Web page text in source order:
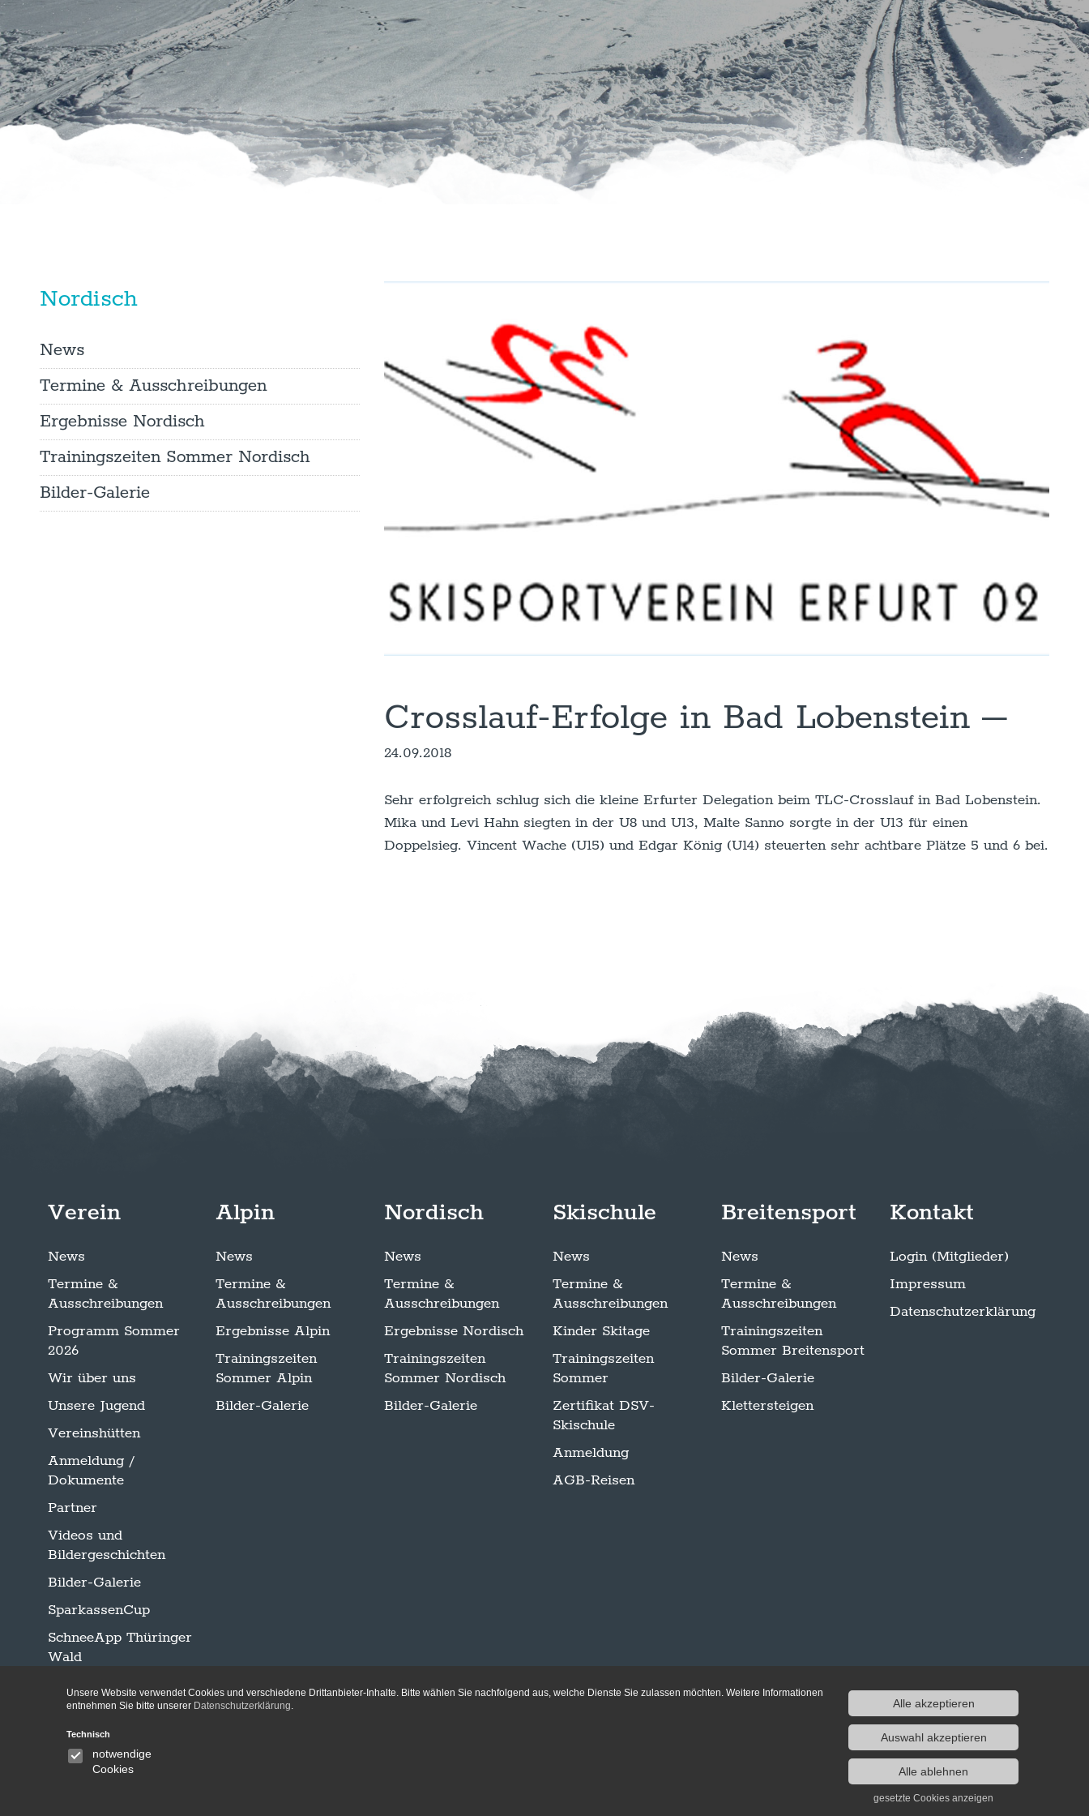
Nordisch
News
Termine & Ausschreibungen
Ergebnisse Nordisch
Trainingszeiten Sommer Nordisch
Bilder-Galerie
Crosslauf-Erfolge in Bad Lobenstein –
24.09.2018
Sehr erfolgreich schlug sich die kleine Erfurter Delegation beim TLC-Crosslauf in Bad Lobenstein.
Mika und Levi Hahn siegten in der U8 und U13, Malte Sanno sorgte in der U13 für einen
Doppelsieg. Vincent Wache (U15) und Edgar König (U14) steuerten sehr achtbare Plätze 5 und 6 bei.
Verein
News
Termine &
Ausschreibungen
Programm Sommer
2026
Wir über uns
Unsere Jugend
Vereinshütten
Anmeldung /
Dokumente
Partner
Videos und
Bildergeschichten
Bilder-Galerie
SparkassenCup
SchneeApp Thüringer
Wald
Alpin
News
Termine &
Ausschreibungen
Ergebnisse Alpin
Trainingszeiten
Sommer Alpin
Bilder-Galerie
Nordisch
News
Termine &
Ausschreibungen
Ergebnisse Nordisch
Trainingszeiten
Sommer Nordisch
Bilder-Galerie
Skischule
News
Termine &
Ausschreibungen
Kinder Skitage
Trainingszeiten
Sommer
Zertifikat DSV-
Skischule
Anmeldung
AGB-Reisen
Breitensport
News
Termine &
Ausschreibungen
Trainingszeiten
Sommer Breitensport
Bilder-Galerie
Klettersteigen
Kontakt
Login (Mitglieder)
Impressum
Datenschutzerklärung
Unsere Website verwendet Cookies und verschiedene Drittanbieter-Inhalte. Bitte wählen Sie nachfolgend aus, welche Dienste Sie zulassen möchten. Weitere Informationen
entnehmen Sie bitte unserer Datenschutzerklärung.
Technisch
notwendige
Cookies
Alle akzeptieren
Auswahl akzeptieren
Alle ablehnen
gesetzte Cookies anzeigen